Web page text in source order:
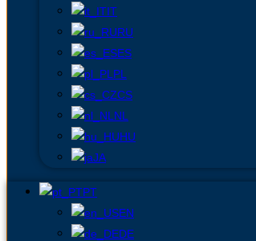
IT
RU
ES
PL
CS
NL
HU
JA
PT
EN
DE